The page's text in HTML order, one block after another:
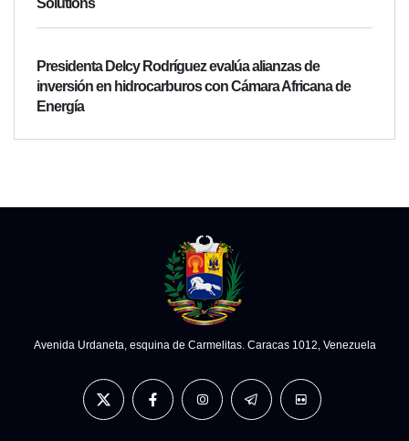
Solutions
Presidenta Delcy Rodríguez evalúa alianzas de
inversión en hidrocarburos con Cámara Africana de
Energía
Avenida Urdaneta, esquina de Carmelitas. Caracas 1012, Venezuela